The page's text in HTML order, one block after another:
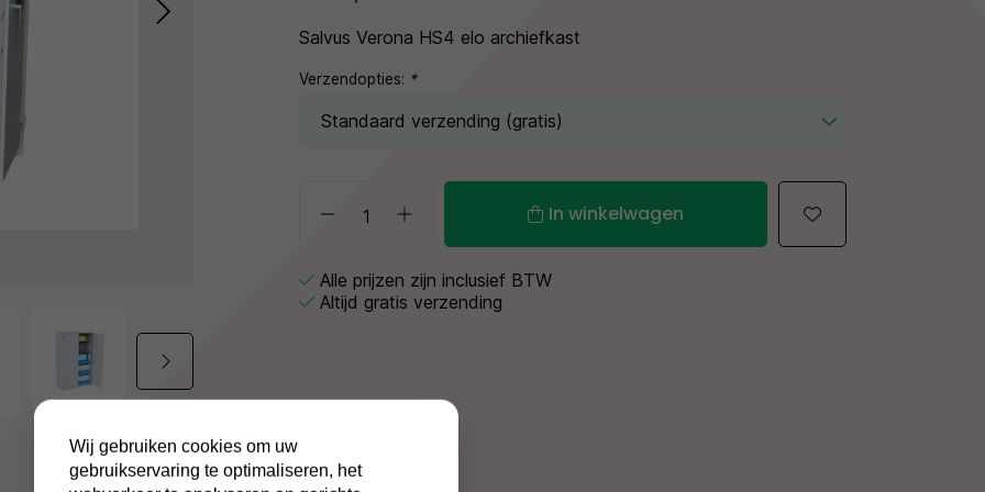
Salvus Verona HS4 elo archiefkast
Verzendopties: *
In winkelwagen
Alle prijzen zijn inclusief BTW
Altijd gratis verzending
Wij gebruiken cookies om uw
gebruikservaring te optimaliseren, het